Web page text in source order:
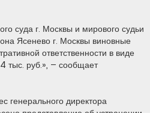
суда г. Москвы и мирового судьи
Ясенево г. Москвы виновные
ответственности в виде
руб.», – сообщает
генерального директора